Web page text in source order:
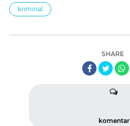
kriminal
SHARE
komentar